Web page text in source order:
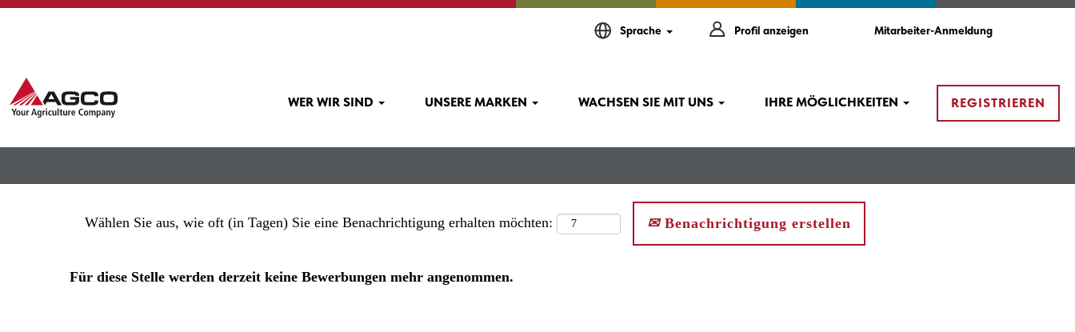
Sprache Profil anzeigen Mitarbeiter-Anmeldung
WER WIR SIND UNSERE MARKEN WACHSEN SIE MIT UNS IHRE MÖGLICHKEITEN REGISTRIEREN
Wählen Sie aus, wie oft (in Tagen) Sie eine Benachrichtigung erhalten möchten: Benachrichtigung erstellen
Für diese Stelle werden derzeit keine Bewerbungen mehr angenommen.